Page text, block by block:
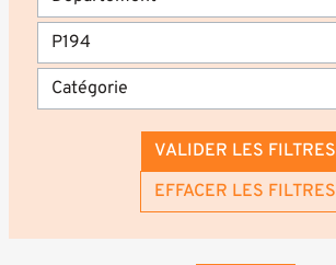
VALIDER LES FILTRES
EFFACER LES FILTRES